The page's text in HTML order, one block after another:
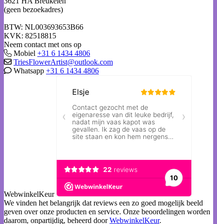
(geen bezoekadres)
BTW: NL003693653B66
KVK: 82518815
Neem contact met ons op
Mobiel +31 6 1434 4806
TriesFlowerArtist@outlook.com
Whatsapp +31 6 1434 4806
WebwinkelKeur
We vinden het belangrijk dat reviews een zo goed mogelijk beeld
geven over onze producten en service. Onze beoordelingen worden
daarom, onpartijdig, beheerd doorWebwinkelKeur.